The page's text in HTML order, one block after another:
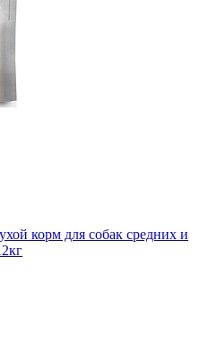
корм для собак средних и